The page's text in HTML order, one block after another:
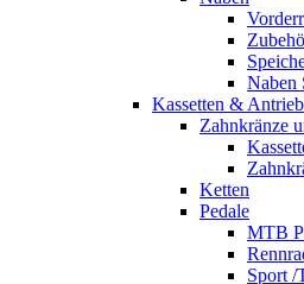
Naben
Kassetten & Antrieb
Zahnkränze
Ketten
Pedale
MTB
Sport /